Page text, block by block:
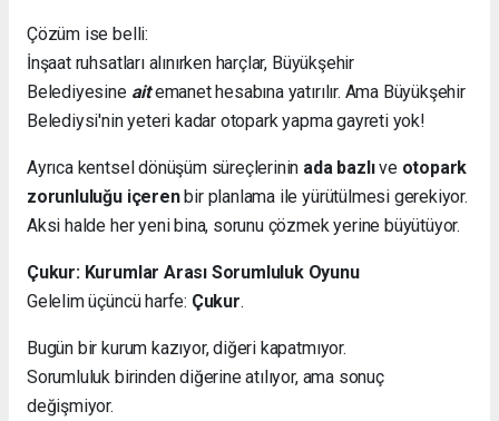
Çözüm ise belli:
İnşaat ruhsatları alınırken harçlar, Büyükşehir
Belediyesine aitemanet hesabına yatırılır. Ama Büyükşehir
Belediysi'nin yeteri kadar otopark yapma gayreti yok!
Ayrıca kentsel dönüşüm süreçlerinin ada bazlıve otopark
zorunluluğu içerenbir planlama ile yürütülmesi gerekiyor.
Aksi halde her yeni bina, sorunu çözmek yerine büyütüyor.
Çukur: Kurumlar Arası Sorumluluk Oyunu
Gelelim üçüncü harfe: Çukur.
Bugün bir kurum kazıyor, diğeri kapatmıyor.
Sorumluluk birinden diğerine atılıyor, ama sonuç
değişmiyor.